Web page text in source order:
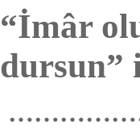
“İmâr
dursun”